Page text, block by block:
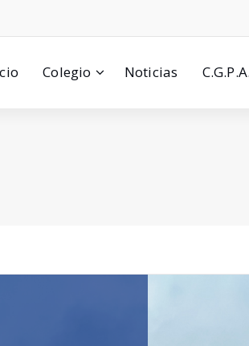
Colegio Noticias C.G.P.A.